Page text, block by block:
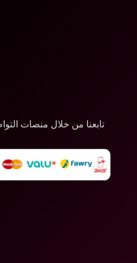
تابعنا من خلال منصات